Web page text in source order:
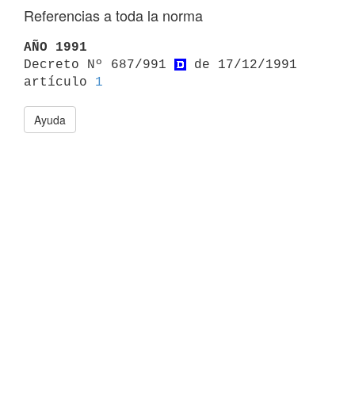
Referencias a toda la norma
AÑO 1991
Decreto Nº 687/991
de 17/12/1991
artículo 1
Ayuda